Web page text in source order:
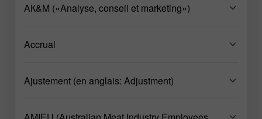
AК&M («Analyse, conseil et marketing»)
Accrual
Ajustement (en anglais: Adjustment)